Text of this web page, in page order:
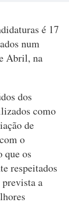
é 17
num
Abril, na
dos
como
de
o
que os
respeitados
a